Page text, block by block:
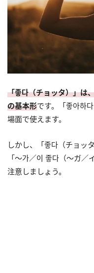
「좋다（チョッタ）」は
の基本形です。「좋아하
場面で使えます。
しかし、「좋다（チョッ
「～가／이 좋다（～ガ
注意しましょう。